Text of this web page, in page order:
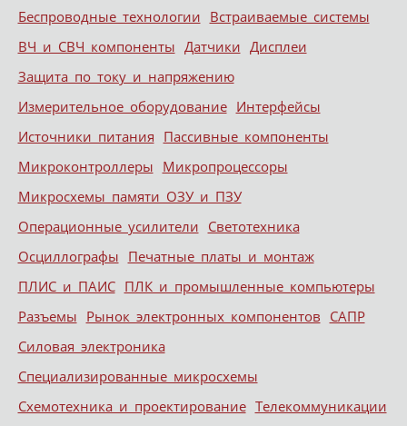
Беспроводные технологии Встраиваемые системы
ВЧ и СВЧ компоненты Датчики Дисплеи
Защита по току и напряжению
Измерительное оборудование Интерфейсы
Источники питания Пассивные компоненты
Микроконтроллеры Микропроцессоры
Микросхемы памяти ОЗУ и ПЗУ
Операционные усилители Светотехника
Осциллографы Печатные платы и монтаж
ПЛИС и ПАИС ПЛК и промышленные компьютеры
Разъемы Рынок электронных компонентов САПР
Силовая электроника
Специализированные микросхемы
Схемотехника и проектирование Телекоммуникации